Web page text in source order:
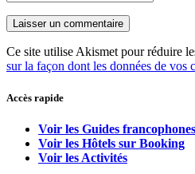
Ce site utilise Akismet pour réduire
sur la façon dont les données de vos
Accès rapide
Voir les Guides francophones
Voir les Hôtels sur Booking
Voir les Activités